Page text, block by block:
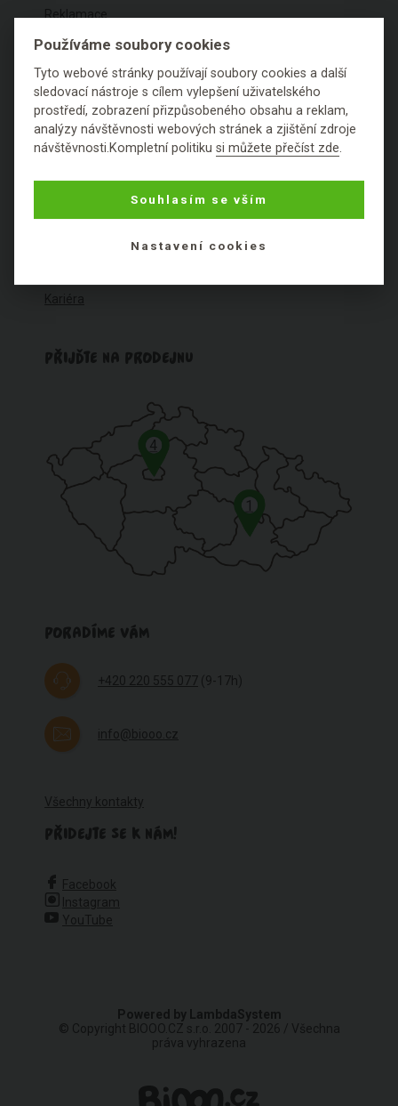
Reklamace
Obchodní podmínky
Cookies
BIOOO JE TU PRO VÁS
Vyhledat kosmetickou složku
Kariéra
PŘIJĎTE NA PRODEJNU
1
4
PORADÍME VÁM
+420 220 555 077 (9-17h)
info@biooo.cz
Všechny kontakty
PŘIDEJTE SE K NÁM!
Facebook
Instagram
YouTube
Powered by
LambdaSystem
© Copyright BIOOO.CZ s.r.o. 2007 - 2026 / Všechna
práva vyhrazena
Používáme soubory cookies
Tyto webové stránky používají soubory cookies a další
sledovací nástroje s cílem vylepšení uživatelského
prostředí, zobrazení přizpůsobeného obsahu a reklam,
analýzy návštěvnosti webových stránek a zjištění zdroje
návštěvnosti.Kompletní politikusi můžete přečíst zde.
Souhlasím se vším
Nastavení cookies